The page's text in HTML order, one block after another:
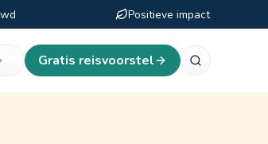
Positieve impact
Gratis reisvoorstel